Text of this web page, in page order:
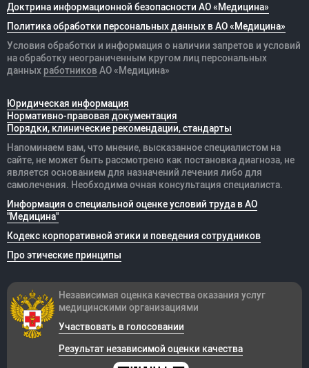
Доктрина информационной безопасности АО «Медицина»
Политика обработки персональных данных в АО «Медицина»
Условия обработки и информация о наличии запретов и условий
на обработку неограниченным кругом лиц персональных
данных работников АО «Медицина»
Юридическая информация
Нормативно-правовая документация
Порядки, клинические рекомендации, стандарты
Напоминаем вам, что мнение, высказанное специалистом на
сайте, не может быть рассмотрено как постановка диагноза, не
является основанием для назначений лечения либо для
самолечения. Необходима очная консультация специалиста.
Информация о специальной оценке условий труда в АО
"Медицина"
Кодекс корпоративной этики и поведения сотрудников
Про этические принципы
Независимая оценка качества оказания услуг
медицинскими организациями
Участвовать в голосовании
Результат независимой оценки качества